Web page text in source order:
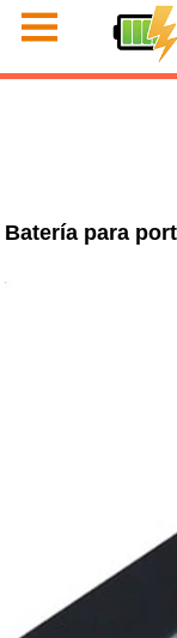
Batería para